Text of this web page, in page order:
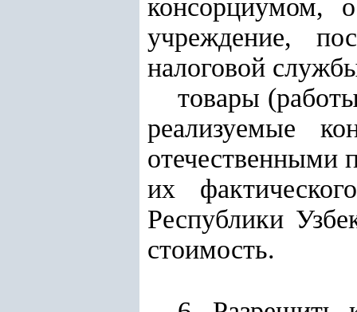
консорциумом,
учреждение,
налоговой
товары
реализуемые
отечественными
их
Республики
стоимость.